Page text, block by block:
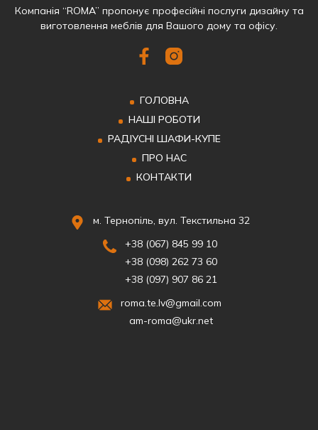
Компанія “ROMA” пропонує професійні послуги дизайну та
виготовлення меблів для Вашого дому та офісу.
ГОЛОВНА
НАШІ РОБОТИ
РАДІУСНІ ШАФИ-КУПЕ
ПРО НАС
КОНТАКТИ
м. Тернопіль, вул. Текстильна 32
+38 (067) 845 99 10
+38 (098) 262 73 60
+38 (097) 907 86 21
roma.te.lv@gmail.com
am-roma@ukr.net